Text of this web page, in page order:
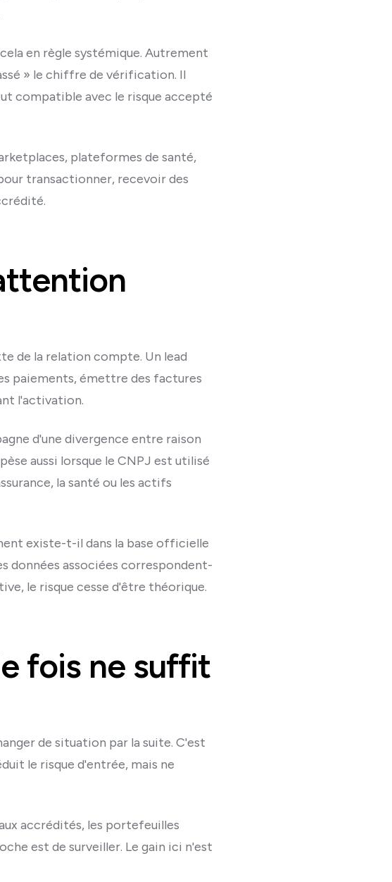
en règle systémique. Autrement
» le chiffre de vérification. Il
compatible avec le risque accepté
plateformes de santé,
transactionner, recevoir des
de la relation compte. Un lead
paiements, émettre des factures
l'activation.
d'une divergence entre raison
aussi lorsque le CNPJ est utilisé
la santé ou les actifs
existe-t-il dans la base officielle
données associées correspondent-
le risque cesse d'être théorique.
fois ne suffit
de situation par la suite. C'est
le risque d'entrée, mais ne
accrédités, les portefeuilles
est de surveiller. Le gain ici n'est